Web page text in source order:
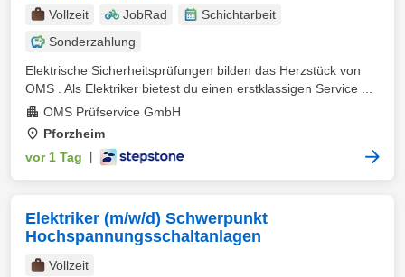
Vollzeit JobRad
Schichtarbeit
Sonderzahlung
Elektrische Sicherheitsprüfungen bilden das Herzstück von
OMS . Als Elektriker bietest du einen erstklassigen Service ...
OMS Prüfservice GmbH
Pforzheim
vor 1 Tag
Elektriker (m/w/d) Schwerpunkt
Hochspannungsschaltanlagen
Vollzeit